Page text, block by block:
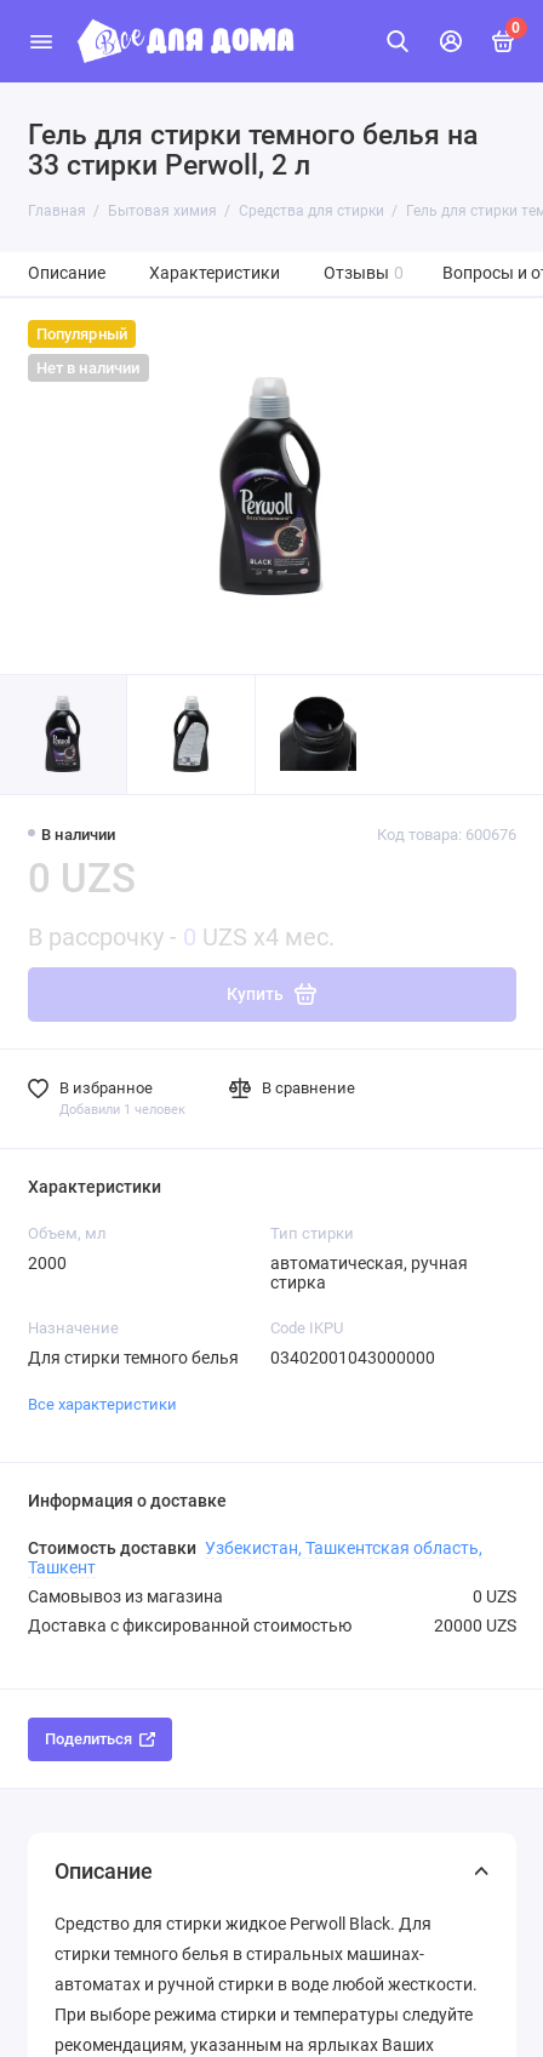
0
Гель для стирки темного белья на
33 стирки Perwoll, 2 л
Главная Бытовая химия Средства для стирки Гель для стирки
Описание Характеристики Отзывы 0 Вопросы и
Популярный
Нет в наличии
В наличии Код товара: 600676
0 UZS
В рассрочку - 0 UZS x4 мес.
Купить
В избранное
Добавили 1 человек
В сравнение
Характеристики
Объем, мл
2000
Тип стирки
автоматическая, ручная
стирка
Назначение
Для стирки темного белья
Code IKPU
03402001043000000
Все характеристики
Информация о доставке
Стоимость доставки Узбекистан, Ташкентская область,
Ташкент
Самовывоз из магазина
0 UZS
Доставка с фиксированной стоимостью
20000 UZS
Поделиться
Описание
Средство для стирки жидкое Perwoll Black. Для
стирки темного белья в стиральных машинах-
автоматах и ручной стирки в воде любой жесткости.
При выборе режима стирки и температуры следуйте
рекомендациям, указанным на ярлыках Ваших